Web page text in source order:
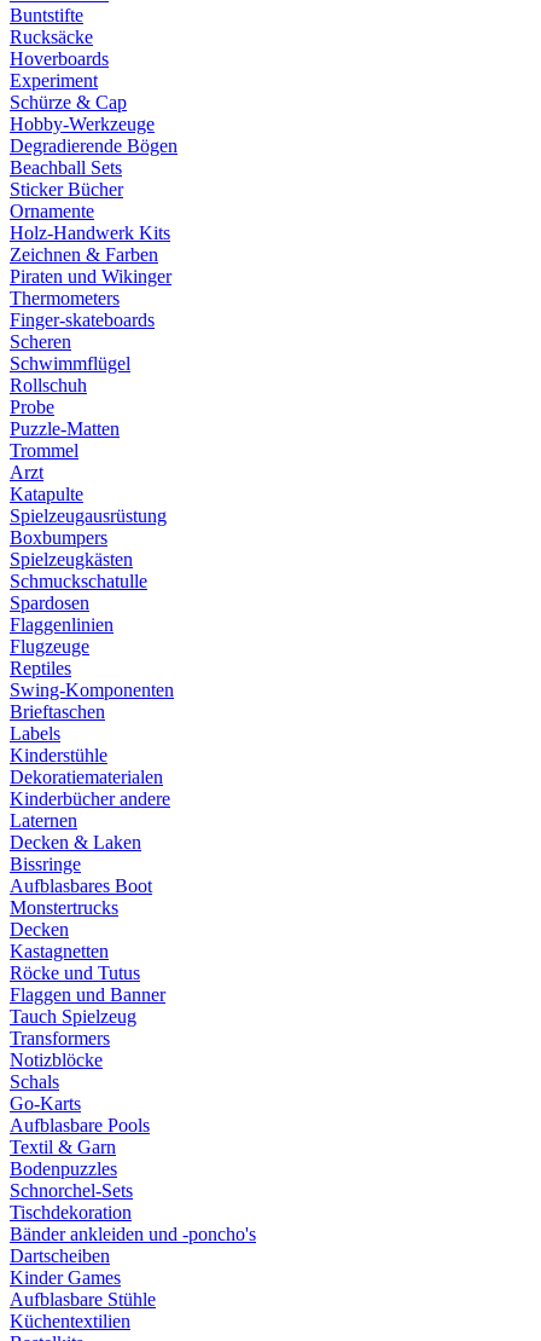
Buntstifte
Rucksäcke
Hoverboards
Experiment
Schürze & Cap
Hobby-Werkzeuge
Degradierende Bögen
Beachball Sets
Sticker Bücher
Ornamente
Holz-Handwerk Kits
Zeichnen & Farben
Piraten und Wikinger
Thermometers
Finger-skateboards
Scheren
Schwimmflügel
Rollschuh
Probe
Puzzle-Matten
Trommel
Arzt
Katapulte
Spielzeugausrüstung
Boxbumpers
Spielzeugkästen
Schmuckschatulle
Spardosen
Flaggenlinien
Flugzeuge
Reptiles
Swing-Komponenten
Brieftaschen
Labels
Kinderstühle
Dekoratiematerialen
Kinderbücher andere
Laternen
Decken & Laken
Bissringe
Aufblasbares Boot
Monstertrucks
Decken
Kastagnetten
Röcke und Tutus
Flaggen und Banner
Tauch Spielzeug
Transformers
Notizblöcke
Schals
Go-Karts
Aufblasbare Pools
Textil & Garn
Bodenpuzzles
Schnorchel-Sets
Tischdekoration
Bänder ankleiden und -poncho's
Dartscheiben
Kinder Games
Aufblasbare Stühle
Küchentextilien